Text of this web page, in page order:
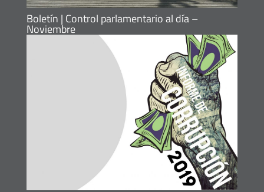
Boletín | Control parlamentario al día –
Noviembre